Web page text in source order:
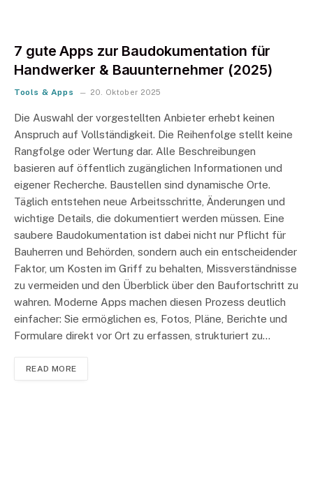
7 gute Apps zur Baudokumentation für
Handwerker & Bauunternehmer (2025)
Tools & Apps 20. Oktober 2025
Die Auswahl der vorgestellten Anbieter erhebt keinen
Anspruch auf Vollständigkeit. Die Reihenfolge stellt keine
Rangfolge oder Wertung dar. Alle Beschreibungen
basieren auf öffentlich zugänglichen Informationen und
eigener Recherche. Baustellen sind dynamische Orte.
Täglich entstehen neue Arbeitsschritte, Änderungen und
wichtige Details, die dokumentiert werden müssen. Eine
saubere Baudokumentation ist dabei nicht nur Pflicht für
Bauherren und Behörden, sondern auch ein entscheidender
Faktor, um Kosten im Griff zu behalten, Missverständnisse
zu vermeiden und den Überblick über den Baufortschritt zu
wahren. Moderne Apps machen diesen Prozess deutlich
einfacher: Sie ermöglichen es, Fotos, Pläne, Berichte und
Formulare direkt vor Ort zu erfassen, strukturiert zu…
READ MORE